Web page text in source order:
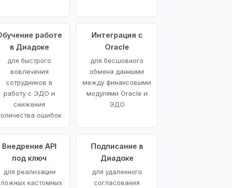
работе
в Диадоке
для быстрого
вовлечения
сотрудников в
работу с ЭДО и
снижения
ошибок
Интеграция с
Oracle
для бесшовного
обмена данными
между финансовыми
модулями Oracle и
ЭДО
Внедрение API
под ключ
для реализации
кастомных
Подписание в
Диадоке
для удаленного
согласования